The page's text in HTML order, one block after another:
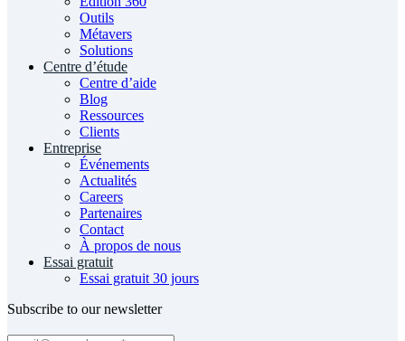
Outils
Métavers
Solutions
Centre d’étude
Centre d’aide
Blog
Ressources
Clients
Entreprise
Événements
Actualités
Careers
Partenaires
Contact
À propos de nous
Essai gratuit
Essai gratuit 30 jours
Subscribe to our newsletter